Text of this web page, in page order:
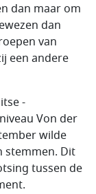
dan maar om
dan
van
een andere
-
Von der
wilde
stemmen. Dit
tussen de